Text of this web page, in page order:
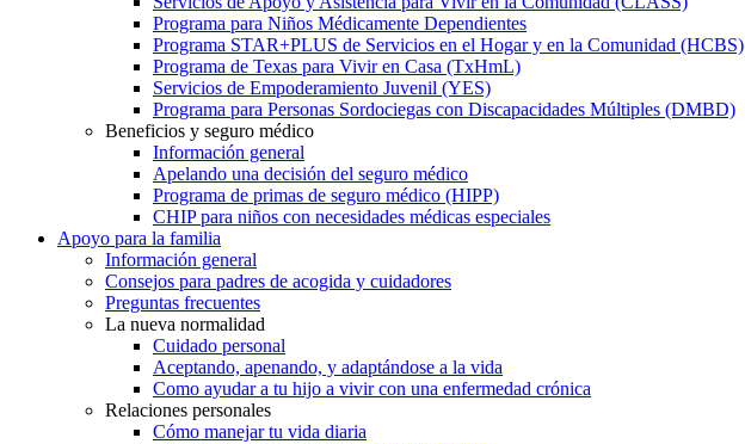
Programa para Niños Médicamente Dependientes
Programa STAR+PLUS de Servicios en el Hogar y en la Comunidad (HCBS)
Programa de Texas para Vivir en Casa (TxHmL)
Servicios de Empoderamiento Juvenil (YES)
Programa para Personas Sordociegas con Discapacidades Múltiples (DMBD)
Beneficios y seguro médico
Información general
Apelando una decisión del seguro médico
Programa de primas de seguro médico (HIPP)
CHIP para niños con necesidades médicas especiales
Apoyo para la familia
Información general
Consejos para padres de acogida y cuidadores
Preguntas frecuentes
La nueva normalidad
Cuidado personal
Aceptando, apenando, y adaptándose a la vida
Como ayudar a tu hijo a vivir con una enfermedad crónica
Relaciones personales
Cómo manejar tu vida diaria